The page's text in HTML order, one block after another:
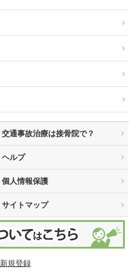
交通事故治療は接骨院で？
ヘルプ
個人情報保護
サイトマップ
新規登録